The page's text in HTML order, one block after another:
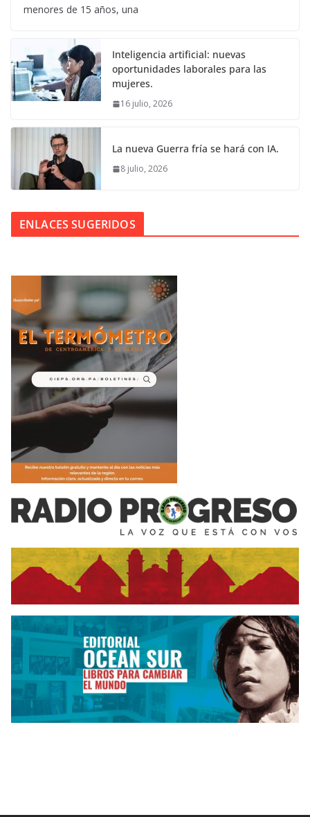
menores de 15 años, una
Inteligencia artificial: nuevas
oportunidades laborales para las
mujeres.
16 julio, 2026
La nueva Guerra fría se hará con IA.
8 julio, 2026
ENLACES SUGERIDOS